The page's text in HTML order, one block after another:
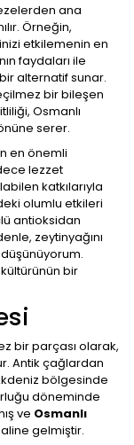
ana
Örneğin,
etkilemenin en
faydaları ile
alternatif sunar.
bir bileşen
Osmanlı
serer.
en önemli
lezzet
katkılarıyla
olumlu etkileri
antioksidan
zeytinyağını
bir
bir parçası olarak,
Antik çağlardan
bölgesinde
döneminde
ve Osmanlı
gelmiştir.